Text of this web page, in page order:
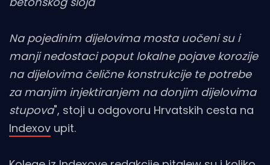
Na pojedinim dijelovima mosta uočeni su i
manji nedostaci poput lokalne pojave korozije
na dijelovima čelične konstrukcije te potrebe
za manjim injektiranjem na donjim dijelovima
stupova", stoji u odgovoru Hrvatskih cesta na
Indexov upit.